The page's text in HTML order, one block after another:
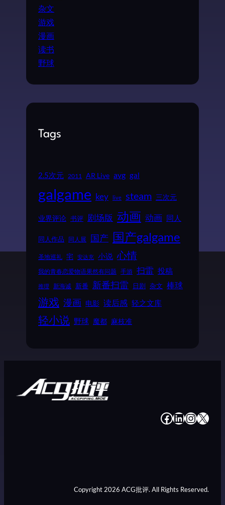
杂文
游戏
漫画
读书
野球
Tags
2.5次元 2011 AR Live avg gal
galgame key live steam 三次元
业界评论 书评 剧场版 动画 动画 同人
同人作品 同人展 国产 国产galgame
圣地巡礼 宅 安达充 小说 心情
我的青春恋爱物语果然有问题 手游 扫雷 投稿
推理 新海诚 新番 新番扫雷 日剧 杂文 棒球
游戏 漫画 电影 读后感 轻之文库
轻小说 野球 魔都 麻枝准
# # # #
Copyright 2026 ACG批评. All Rights Reserved.